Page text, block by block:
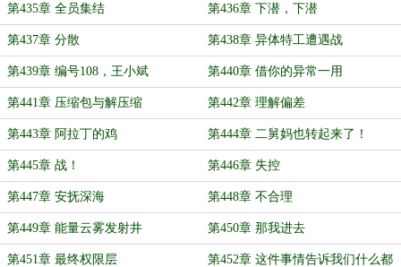
第435章 全员集结 第436章 下潜，下潜
第437章 分散 第438章 异体特工遭遇战
第439章 编号108，王小斌 第440章 借你的异常一用
第441章 压缩包与解压缩 第442章 理解偏差
第443章 阿拉丁的鸡 第444章 二舅妈也转起来了！
第445章 战！ 第446章 失控
第447章 安抚深海 第448章 不合理
第449章 能量云雾发射井 第450章 那我进去
第451章 最终权限层 第452章 这件事情告诉我们什么都